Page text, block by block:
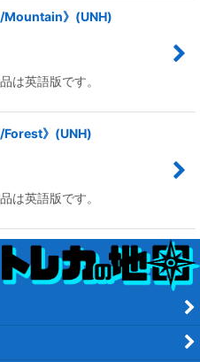
Mountain》(UNH)
は英語版です。
》(UNH)
は英語版です。